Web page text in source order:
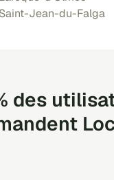
Jean-du-Falga
des